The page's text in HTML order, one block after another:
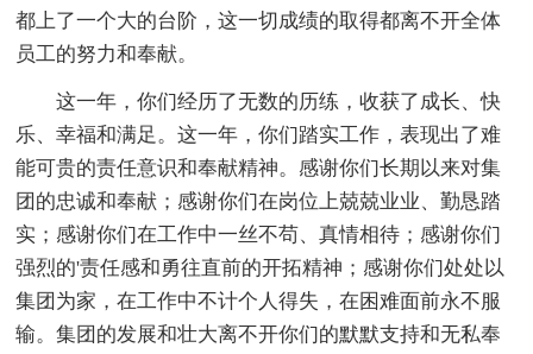
都上了一个大的台阶，这一切成绩的取得都离不开全体
员工的努力和奉献。
这一年，你们经历了无数的历练，收获了成长、快
乐、幸福和满足。这一年，你们踏实工作，表现出了难
能可贵的责任意识和奉献精神。感谢你们长期以来对集
团的忠诚和奉献；感谢你们在岗位上兢兢业业、勤恳踏
实；感谢你们在工作中一丝不苟、真情相待；感谢你们
强烈的'责任感和勇往直前的开拓精神；感谢你们处处以
集团为家，在工作中不计个人得失，在困难面前永不服
输。集团的发展和壮大离不开你们的默默支持和无私奉